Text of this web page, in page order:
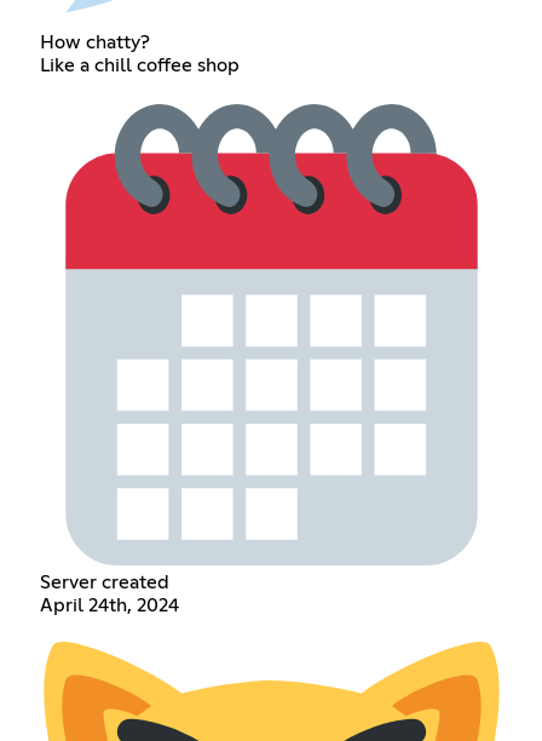
How chatty?
Like a chill coffee shop
Server created
April 24th, 2024